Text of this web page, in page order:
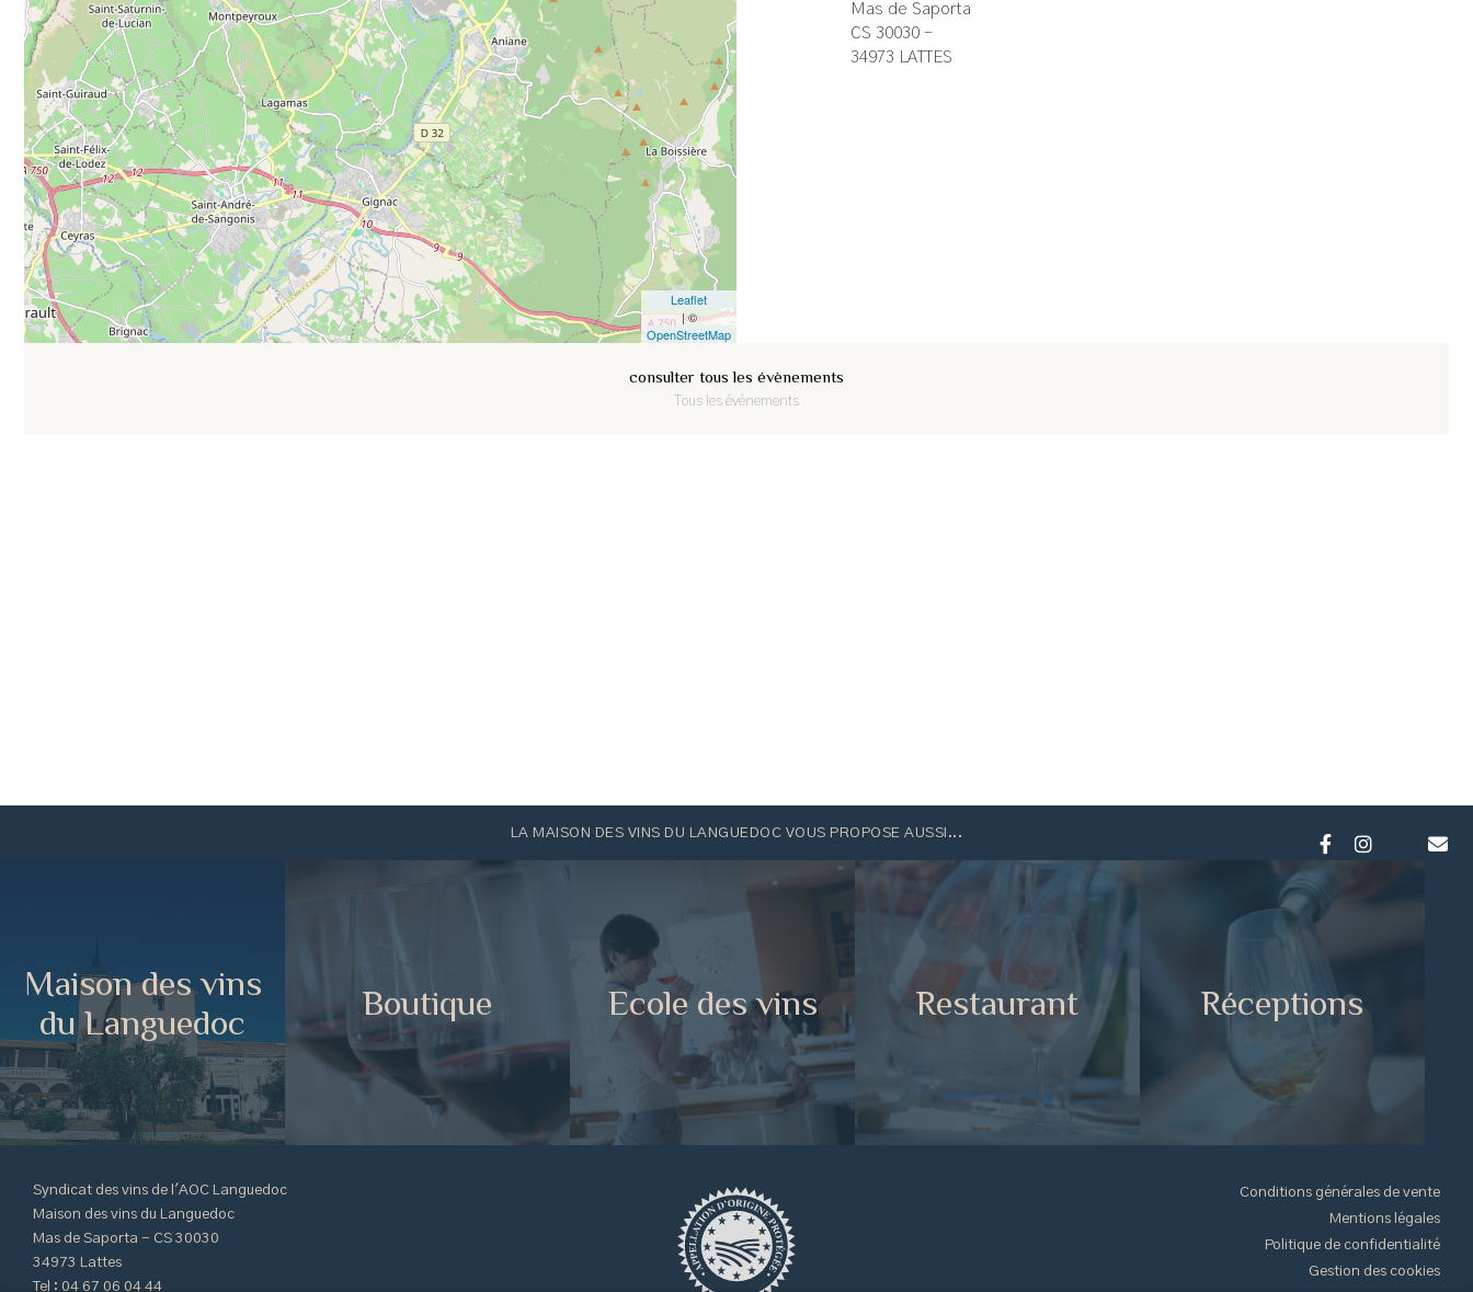
Leaflet
| ©
OpenStreetMap
Mas de Saporta
CS 30030 -
34973 LATTES
consulter tous les évènements
Tous les événements
LA MAISON DES VINS DU LANGUEDOC VOUS PROPOSE AUSSI...
Maison des vins
du Languedoc
Boutique Ecole des vins Restaurant Réceptions
Syndicat des vins de l'AOC Languedoc
Maison des vins du Languedoc
Mas de Saporta - CS 30030
34973 Lattes
Tel : 04 67 06 04 44
Conditions générales de vente
Mentions légales
Politique de confidentialité
Gestion des cookies